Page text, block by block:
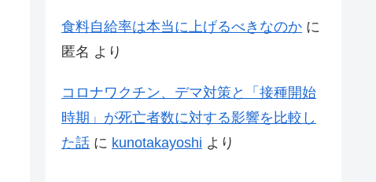
食料自給率は本当に上げるべきなのか に
匿名 より
コロナワクチン、デマ対策と「接種開始
時期」が死亡者数に対する影響を比較し
た話 に kunotakayoshi より